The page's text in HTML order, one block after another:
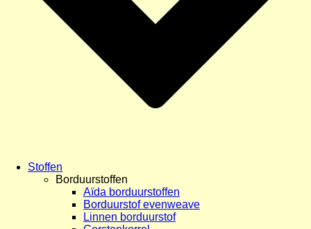
Stoffen
Borduurstoffen
Aïda borduurstoffen
Borduurstof evenweave
Linnen borduurstof